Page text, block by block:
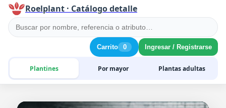
Roelplant · Catálogo detalle
Plantines Por mayor Plantas adultas
Carrito 0 Ingresar / Registrarse